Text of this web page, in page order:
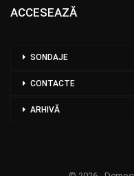
ACCESEAZĂ
SONDAJE
CONTACTE
ARHIVĂ